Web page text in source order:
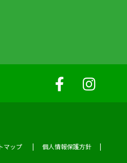
マップ 個人情報保護方針